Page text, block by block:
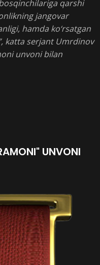
qarshi
jangovar
hamda ko‘rsatgan
katta serjant Umrdinov
unvoni bilan
UNVONI